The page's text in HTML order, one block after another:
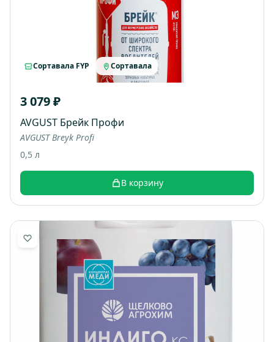
Сортавала FYP Сортавала
3 079 ₽
AVGUST Брейк Профи
AVGUST Breyk Profi
0,5 л
В корзину